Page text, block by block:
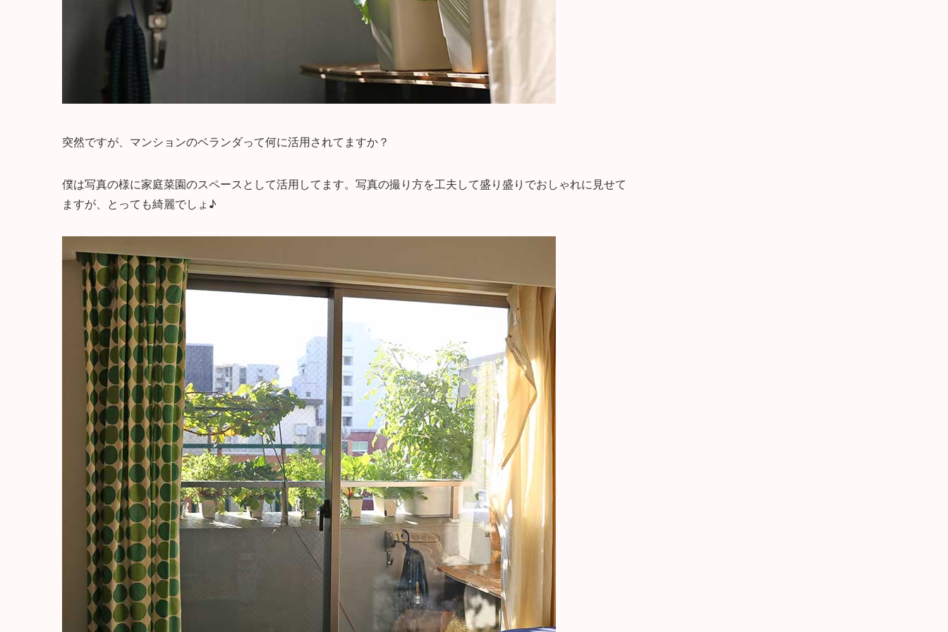
突然ですが、マンションのベランダって何に活用されてますか？
僕は写真の様に家庭菜園のスペースとして活用してます。写真の撮り方を工夫して盛り盛りでおしゃれに見せて
ますが、とっても綺麗でしょ♪